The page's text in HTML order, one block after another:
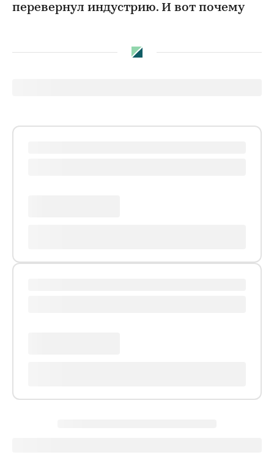
перевернул индустрию. И вот почему